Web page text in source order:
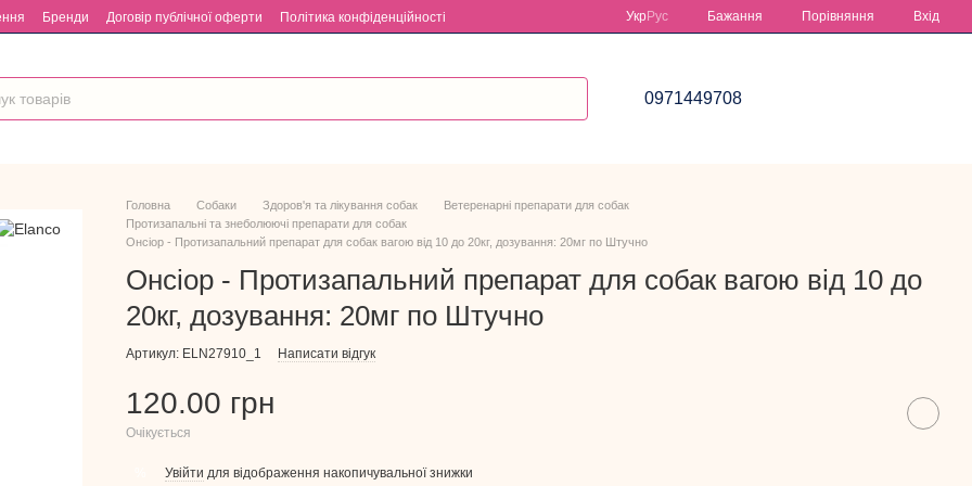
Бренди Договір публічної оферти
Політика конфіденційності
УкрРус Бажання Порівняння Вхід
0971449708
Головна Собаки Здоров'я та лікування собак
Ветеренарні препарати для собак
Протизапальні та знеболюючі препарати для собак
Онсіор - Протизапальний препарат для собак вагою від 10 до 20кг, дозування: 20мг по Штучно
Онсіор - Протизапальний препарат для собак вагою від 10 до
20кг, дозування: 20мг по Штучно
Артикул: ELN27910_1 Написати відгук
120.00 грн
Очікується
Увійти для відображення накопичувальної знижки